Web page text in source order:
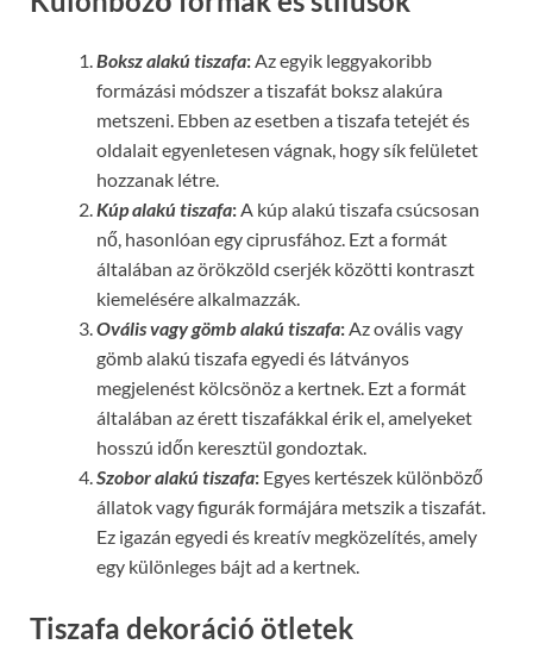
Boksz alakú tiszafa: Az egyik leggyakoribb
formázási módszer a tiszafát boksz alakúra
metszeni. Ebben az esetben a tiszafa tetejét és
oldalait egyenletesen vágnak, hogy sík felületet
hozzanak létre.
Kúp alakú tiszafa: A kúp alakú tiszafa csúcsosan
nő, hasonlóan egy ciprusfához. Ezt a formát
általában az örökzöld cserjék közötti kontraszt
kiemelésére alkalmazzák.
Ovális vagy gömb alakú tiszafa: Az ovális vagy
gömb alakú tiszafa egyedi és látványos
megjelenést kölcsönöz a kertnek. Ezt a formát
általában az érett tiszafákkal érik el, amelyeket
hosszú időn keresztül gondoztak.
Szobor alakú tiszafa: Egyes kertészek különböző
állatok vagy figurák formájára metszik a tiszafát.
Ez igazán egyedi és kreatív megközelítés, amely
egy különleges bájt ad a kertnek.
Tiszafa dekoráció ötletek